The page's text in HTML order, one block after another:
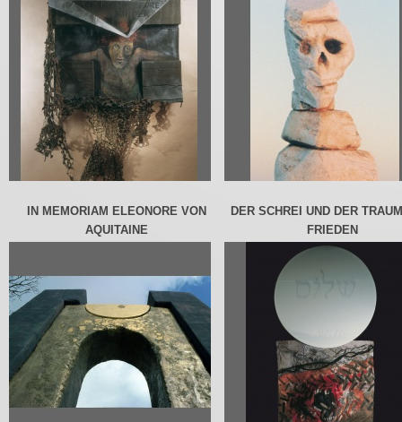
IN MEMORIAM ELEONORE VON
AQUITAINE
DER SCHREI UND DER
FRIEDEN